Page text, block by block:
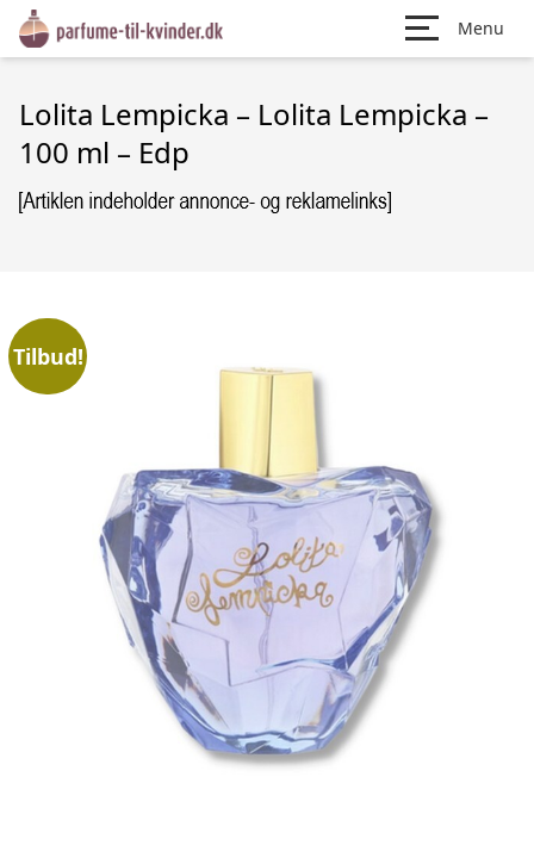
Menu
Lolita Lempicka – Lolita Lempicka –
100 ml – Edp
Tilbud!